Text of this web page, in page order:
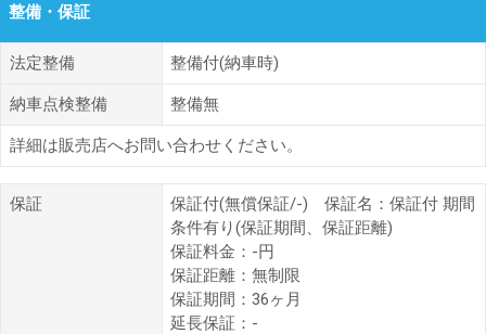
整備・保証
法定整備 整備付(納車時)
納車点検整備 整備無
詳細は販売店へお問い合わせください。
保証
保証付(無償保証/-) 保証名：保証付 期間
条件有り(保証期間、保証距離)
保証料金：-円
保証距離：無制限
保証期間：36ヶ月
延長保証：-